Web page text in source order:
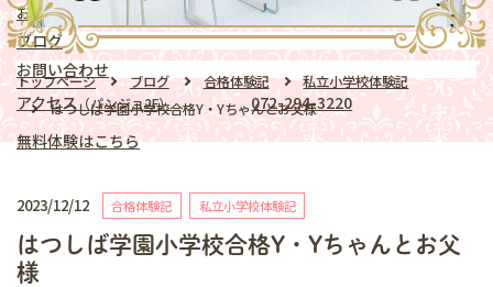
お知らせ
ブログ
お問い合わせ
アクセス（パンジョ2F）
072-294-3220
無料体験はこちら
トップページ ブログ 合格体験記
私立小学校体験記
はつしば学園小学校合格Y・Yちゃんとお父様
2023/12/12 合格体験記 私立小学校体験記
はつしば学園小学校合格Y・Yちゃんとお父
様